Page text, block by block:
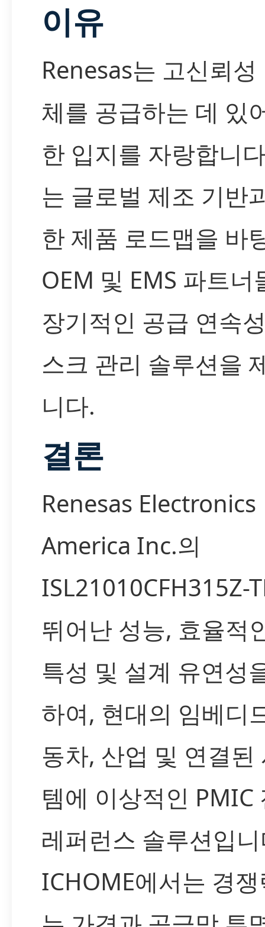
이유
Renesas는 고신뢰성
체를 공급하는 데 있
한 입지를 자랑합니
는 글로벌 제조 기반
한 제품 로드맵을 바
OEM 및 EMS 파트너
장기적인 공급 연속
스크 관리 솔루션을
니다.
결론
Renesas Electronics
America Inc.의
ISL21010CFH315Z-
뛰어난 성능, 효율적
특성 및 설계 유연성
하여, 현대의 임베디
동차, 산업 및 연결된
템에 이상적인 PMIC
레퍼런스 솔루션입
ICHOME에서는 경